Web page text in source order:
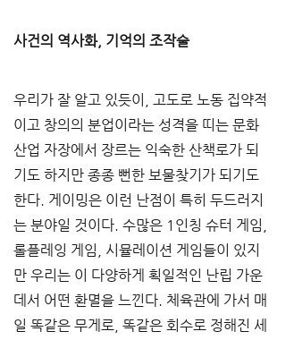
사건의 역사화, 기억의 조작술
우리가 잘 알고 있듯이, 고도로 노동 집약적
이고 창의의 분업이라는 성격을 띠는 문화
산업 자장에서 장르는 익숙한 산책로가 되
기도 하지만 종종 뻔한 보물찾기가 되기도
한다. 게이밍은 이런 난점이 특히 두드러지
는 분야일 것이다. 수많은 1인칭 슈터 게임,
롤플레잉 게임, 시뮬레이션 게임들이 있지
만 우리는 이 다양하게 획일적인 난립 가운
데서 어떤 환멸을 느낀다. 체육관에 가서 매
일 똑같은 무게로, 똑같은 회수로 정해진 세